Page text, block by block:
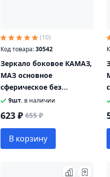
(10)
Код товара:30542
Зеркало боковое КАМАЗ,
МАЗ основное
сферическое без
обогрева 443х215
КРУГОВОЙ ОБЗОР
9шт. в наличии
623 ₽ 655 ₽
В корзину